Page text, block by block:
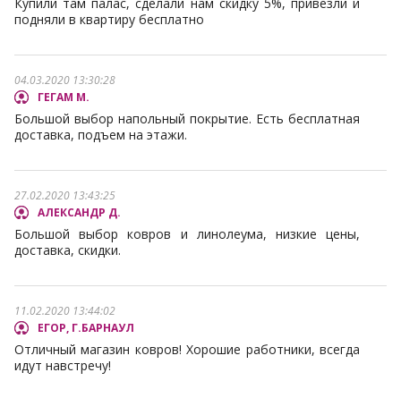
подняли в квартиру бесплатно
04.03.2020 13:30:28
ГЕГАМ М.
Большой выбор напольный покрытие. Есть бесплатная
доставка, подъем на этажи.
27.02.2020 13:43:25
АЛЕКСАНДР Д.
Большой выбор ковров и линолеума, низкие цены,
доставка, скидки.
11.02.2020 13:44:02
ЕГОР, Г.БАРНАУЛ
Отличный магазин ковров! Хорошие работники, всегда
идут навстречу!